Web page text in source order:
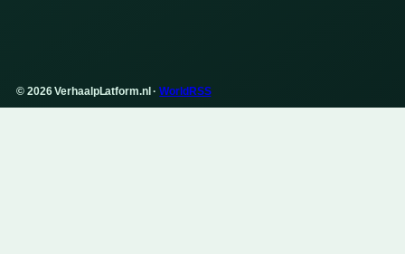
© 2026 VerhaalpLatform.nl ·WorldRSS